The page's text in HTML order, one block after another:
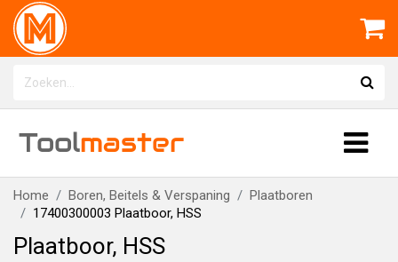
Toolmaster
Home Boren, Beitels & Verspaning
Plaatboren
17400300003 Plaatboor, HSS
Plaatboor, HSS